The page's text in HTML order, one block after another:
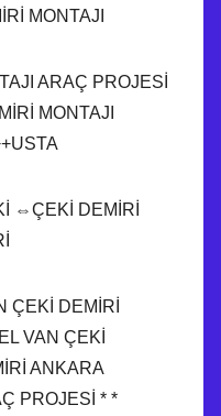
MONTAJI
ARAÇ PROJESİ
MONTAJI
⇔ÇEKİ DEMİRİ
ÇEKİ DEMİRİ
VAN ÇEKİ
ANKARA
PROJESİ * *